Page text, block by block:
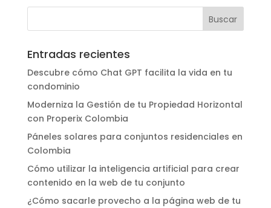
Entradas recientes
Descubre cómo Chat GPT facilita la vida en tu
condominio
Moderniza la Gestión de tu Propiedad Horizontal
con Properix Colombia
Páneles solares para conjuntos residenciales en
Colombia
Cómo utilizar la inteligencia artificial para crear
contenido en la web de tu conjunto
¿Cómo sacarle provecho a la página web de tu